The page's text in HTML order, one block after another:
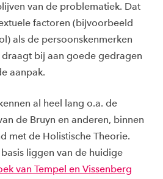
van de problematiek. Dat
factoren (bijvoorbeeld
als de persoonskenmerken
bij aan goede gedragen
aanpak.
al heel lang o.a. de
de Bruyn en anderen, binnen
met de Holistische Theorie.
liggen van de huidige
van Tempel en Vissenberg